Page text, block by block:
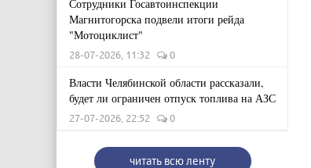
Сотрудники Госавтоинспекции
Магнитогорска подвели итоги рейда
"Мотоциклист"
28-07-2026, 11:32 0
Власти Челябинской области рассказали,
будет ли ограничен отпуск топлива на АЗС
27-07-2026, 22:52 0
читать всю ленту